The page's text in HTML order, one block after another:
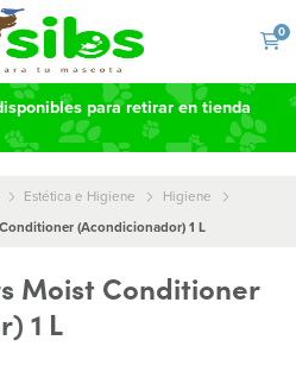
0
para retirar en tienda
Estética e Higiene
Higiene
(Acondicionador) 1 L
Moist Conditioner
1 L